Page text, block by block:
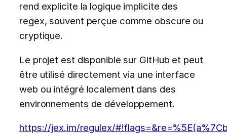
rend explicite la logique implicite des
regex, souvent perçue comme obscure ou
cryptique.
Le projet est disponible sur GitHub et peut
être utilisé directement via une interface
web ou intégré localement dans des
environnements de développement.
https://jex.im/regulex/